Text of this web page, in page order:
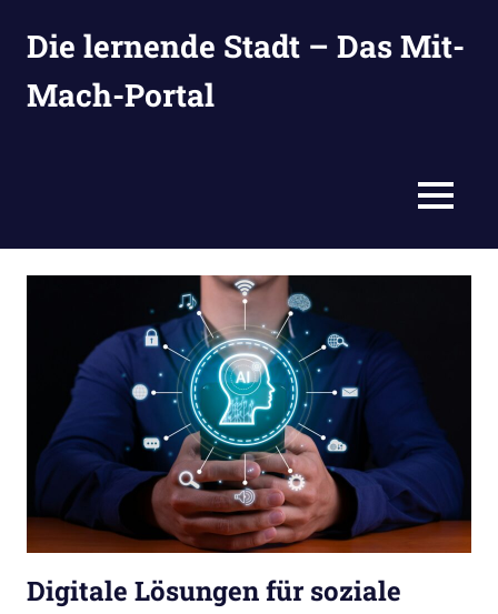
InhaltDie lernende Stadt – Das Mit-
Mach-Portal
MENÜ
Digitale Lösungen für soziale